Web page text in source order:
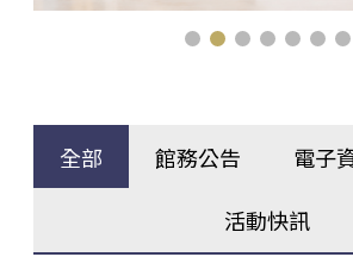
全部 館務公告 電子
活動快訊